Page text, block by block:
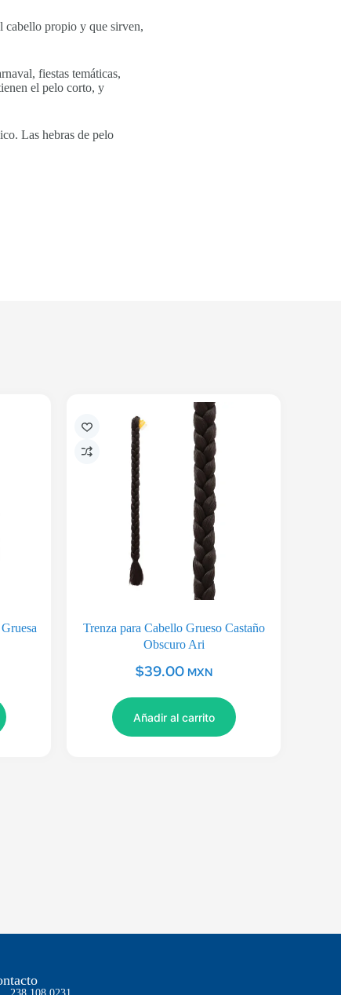
cabello propio y que sirven,
fiestas temáticas,
el pelo corto, y
Las hebras de pelo
Trenza para Cabello Grueso Castaño
Obscuro Ari
$39.00 MXN
Añadir al carrito